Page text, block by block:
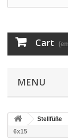
Cart
MENU
Stellfüße
6x15